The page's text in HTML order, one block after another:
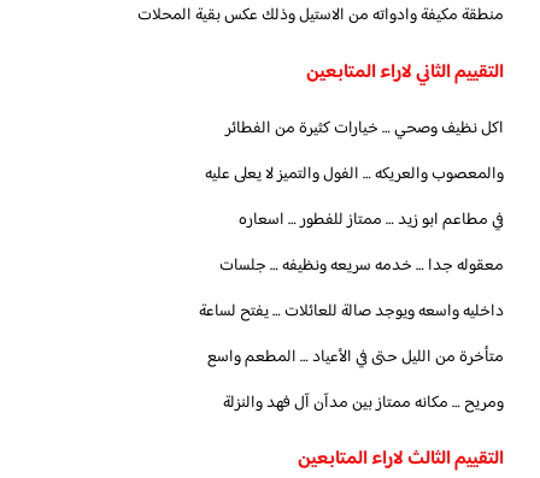
منطقة مكيفة وادواته من الاستيل وذلك عكس بقية المحلات
التقييم الثاني لاراء المتابعين
اكل نظيف وصحي … خيارات كثيرة من الفطائر
والمعصوب والعريكه … الفول والتميز لا يعلى عليه
في مطاعم ابو زيد … ممتاز للفطور … اسعاره
معقوله جدا … خدمه سريعه ونظيفه … جلسات
داخليه واسعه ويوجد صالة للعائلات … يفتح لساعة
متأخرة من الليل حتى في الأعياد … المطعم واسع
ومريح … مكانه ممتاز بين مدآن آل فهد والنزلة
التقييم الثالث لاراء المتابعين